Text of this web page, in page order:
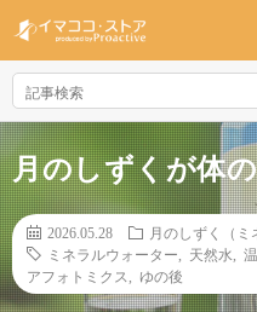
月のしずくが体
2026.05.28
月のしずく（ミ
ミネラルウォーター
天然水
アフォトミクス
ゆの後